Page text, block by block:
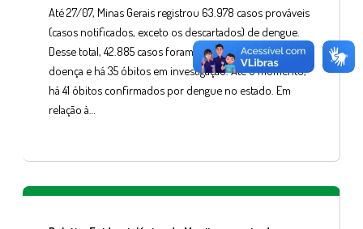
Até 27/07, Minas Gerais registrou 63.978 casos prováveis
(casos notificados, exceto os descartados) de dengue.
Desse total, 42.885 casos foram confirmados para a
doença e há 35 óbitos em investigação. Até o momento,
há 41 óbitos confirmados por dengue no estado. Em
relação à…